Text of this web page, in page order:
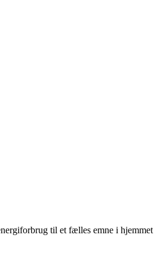
til et fælles emne i hjemmet